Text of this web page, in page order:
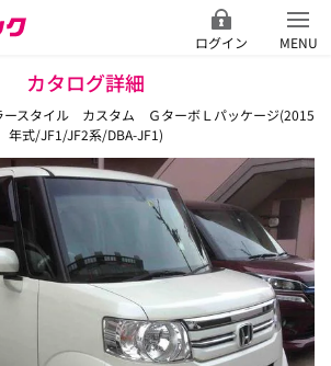
ログイン MENU
カタログ詳細
ースタイル カスタム ＧターボＬパッケージ(2015
年式/JF1/JF2系/DBA-JF1)